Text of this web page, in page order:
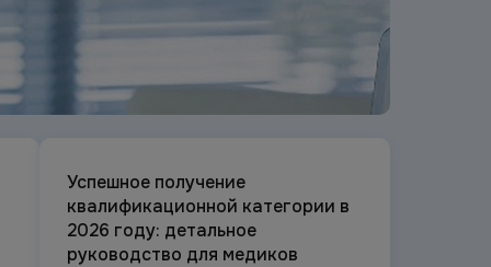
Успешное получение
квалификационной категории в
2026 году: детальное
руководство для медиков